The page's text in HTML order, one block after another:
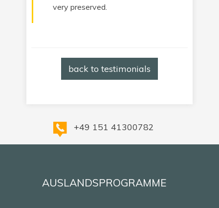
very preserved.
back to testimonials
+49 151 41300782
AUSLANDSPROGRAMME